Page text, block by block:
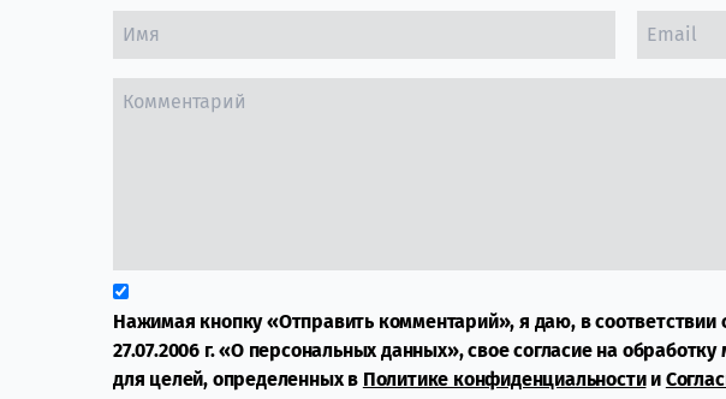
Нажимая кнопку «Отправить комментарий», я даю, в
27.07.2006 г. «О персональных данных», свое согласие на
для целей, определенных в Политике конфиденциальностии